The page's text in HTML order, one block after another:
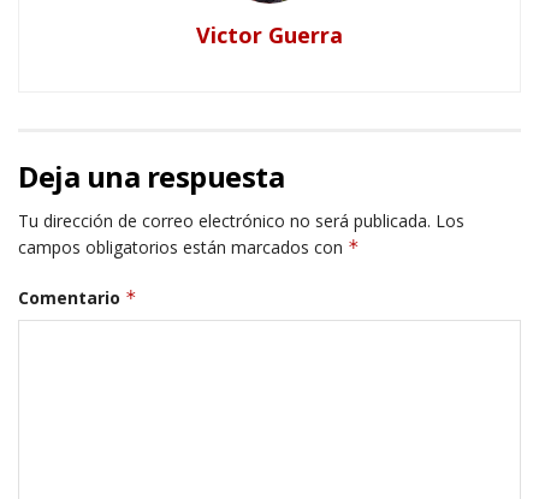
Victor Guerra
Deja una respuesta
Tu dirección de correo electrónico no será publicada. Los
campos obligatorios están marcados con *
Comentario *